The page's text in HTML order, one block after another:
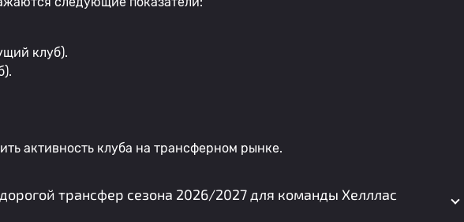
клуб).
активность клуба на трансферном рынке.
трансфер сезона 2026/2027 для команды Хелллас